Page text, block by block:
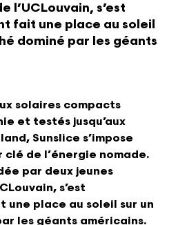
l’UCLouvain, s’est
fait une place au soleil
dominé par les géants
solaires compacts
et testés jusqu’aux
Sunslice s’impose
clé de l’énergie nomade.
par deux jeunes
s’est
place au soleil sur un
les géants américains.